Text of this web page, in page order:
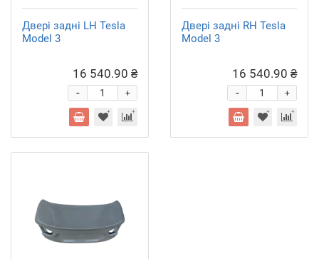
Двері задні LH Tesla
Model 3
16 540.90 ₴
+
-
Двері задні RH Tesla
Model 3
16 540.90 ₴
+
-